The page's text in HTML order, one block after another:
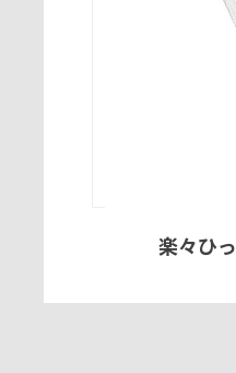
楽々ひ